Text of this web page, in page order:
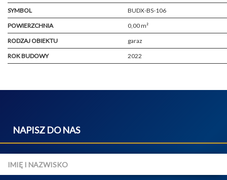
SYMBOL
BUDX-BS-106
POWIERZCHNIA
0,00 m²
RODZAJ OBIEKTU
garaz
ROK BUDOWY
2022
NAPISZ DO NAS